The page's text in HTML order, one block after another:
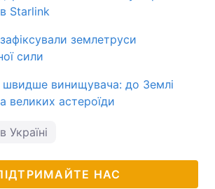
Starlink
землетруси
сили
швидше винищувача: до Землі
великих астероїди
Україні
НАС